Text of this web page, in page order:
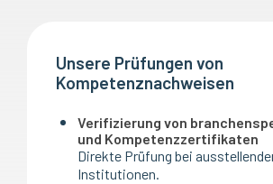
Unsere Prüfungen von
Kompetenznachweisen
Verifizierung von
und Kompetenzzertifikaten
Direkte Prüfung bei
Institutionen.